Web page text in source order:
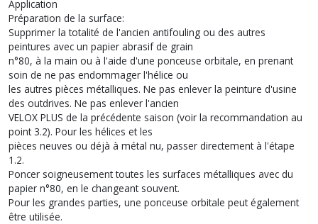
Application
Préparation de la surface:
Supprimer la totalité de l'ancien antifouling ou des autres
peintures avec un papier abrasif de grain
n°80, à la main ou à l'aide d'une ponceuse orbitale, en prenant
soin de ne pas endommager l'hélice ou
les autres pièces métalliques. Ne pas enlever la peinture d'usine
des outdrives. Ne pas enlever l'ancien
VELOX PLUS de la précédente saison (voir la recommandation au
point 3.2). Pour les hélices et les
pièces neuves ou déjà à métal nu, passer directement à l'étape
1.2.
Poncer soigneusement toutes les surfaces métalliques avec du
papier n°80, en le changeant souvent.
Pour les grandes parties, une ponceuse orbitale peut également
être utilisée.